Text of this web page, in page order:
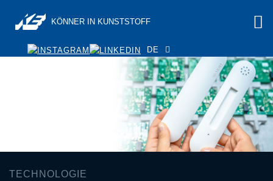
KÖNNER IN KUNSTSTOFF
DE
TECHNOLOGIE